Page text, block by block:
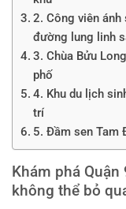
2. Công viên ánh
đường lung linh
3. Chùa Bửu
phố
4. Khu du lịch
trí
5. Đầm sen Tam
Khám phá
không thể bỏ